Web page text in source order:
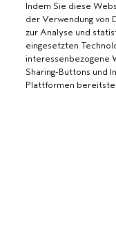
AVEDA SALON
WERDE EIN AVEDA-
Indem Sie diese
der Verwendung
zur Analyse und
eingesetzten
interessenbezogene
Sharing-Buttons und
Plattformen